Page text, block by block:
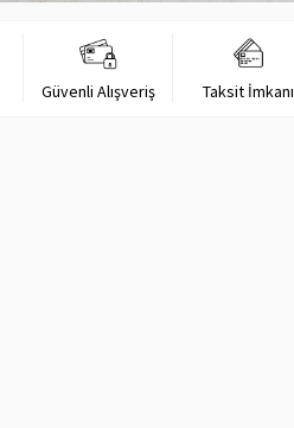
Güvenli Alışveriş Taksit İmkanı